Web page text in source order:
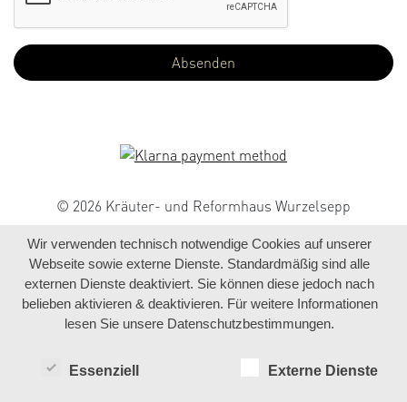
© 2026 Kräuter- und Reformhaus Wurzelsepp
Wir verwenden technisch notwendige Cookies auf unserer
Webseite sowie externe Dienste. Standardmäßig sind alle
externen Dienste deaktiviert. Sie können diese jedoch nach
belieben aktivieren & deaktivieren. Für weitere Informationen
lesen Sie unsere Datenschutzbestimmungen.
Essenziell Externe Dienste